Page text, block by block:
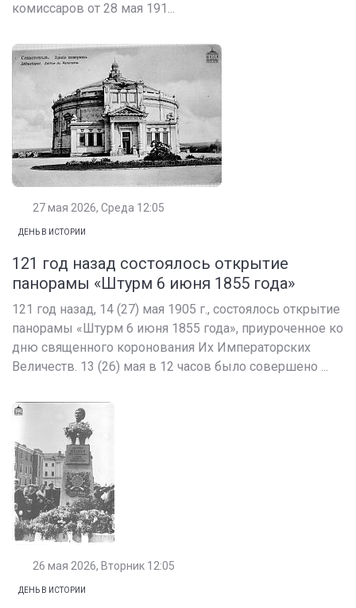
комиссаров от 28 мая 191...
27 мая 2026, Среда 12:05
ДЕНЬ В ИСТОРИИ
121 год назад состоялось открытие
панорамы «Штурм 6 июня 1855 года»
121 год назад, 14 (27) мая 1905 г., состоялось открытие
панорамы «Штурм 6 июня 1855 года», приуроченное ко
дню священного коронования Их Императорских
Величеств. 13 (26) мая в 12 часов было совершено ...
26 мая 2026, Вторник 12:05
ДЕНЬ В ИСТОРИИ